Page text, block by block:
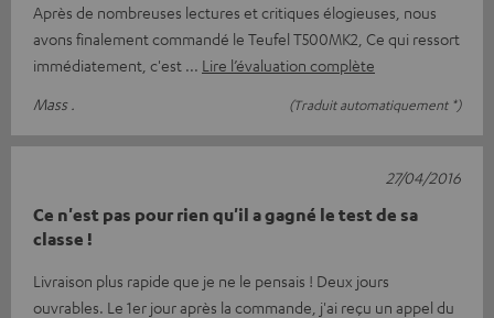
Après de nombreuses lectures et critiques élogieuses, nous
avons finalement commandé le Teufel T500MK2, Ce qui ressort
immédiatement, c'est
Lire l’évaluation complète
Mass .
(Traduit automatiquement *)
Ce n'est pas pour rien qu'il a gagné le test de sa
classe !
Livraison plus rapide que je ne le pensais ! Deux jours
ouvrables. Le 1er jour après la commande, j'ai reçu un appel du
27/04/2016